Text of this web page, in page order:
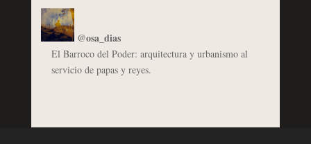
@osa_dias
El Barroco del Poder: arquitectura y urbanismo al
servicio de papas y reyes.